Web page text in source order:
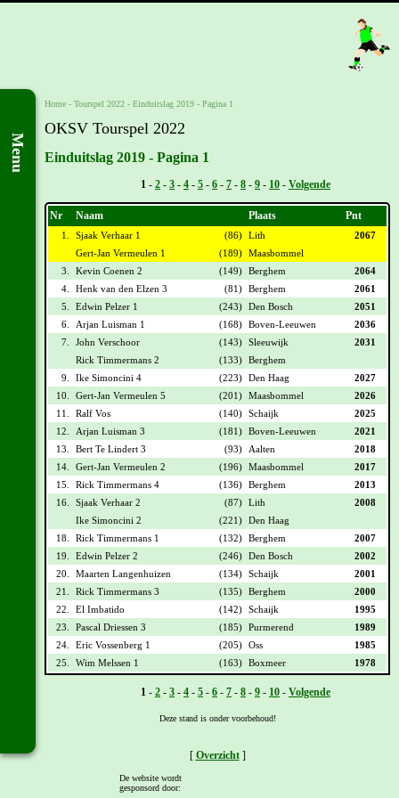
Menu
Home - Tourspel 2022 - Einduitslag 2019 - Pagina 1
OKSV Tourspel 2022
Einduitslag 2019 - Pagina 1
1 - 2 - 3 - 4 - 5 - 6 - 7 - 8 - 9 - 10 - Volgende
Nr Naam Plaats Pnt
1. Sjaak Verhaar 1 (86) Lith
2067
Gert-Jan Vermeulen 1
(189) Maasbommel
3.
Kevin Coenen 2 (149) Berghem
2064
4.
Henk van den Elzen 3 (81) Berghem
2061
5.
Edwin Pelzer 1 (243) Den Bosch
2051
6.
Arjan Luisman 1 (168) Boven-Leeuwen
2036
7.
John Verschoor (143) Sleeuwijk
2031
Rick Timmermans 2
(133) Berghem
9.
Ike Simoncini 4 (223) Den Haag
2027
10.
Gert-Jan Vermeulen 5 (201) Maasbommel
2026
11.
Ralf Vos (140) Schaijk
2025
12.
Arjan Luisman 3 (181) Boven-Leeuwen
2021
13.
Bert Te Lindert 3 (93) Aalten
2018
14.
Gert-Jan Vermeulen 2 (196) Maasbommel
2017
15.
Rick Timmermans 4 (136) Berghem
2013
16.
Sjaak Verhaar 2 (87) Lith
2008
Ike Simoncini 2
(221) Den Haag
18.
Rick Timmermans 1 (132) Berghem
2007
19.
Edwin Pelzer 2 (246) Den Bosch
2002
20.
Maarten Langenhuizen (134) Schaijk
2001
21.
Rick Timmermans 3 (135) Berghem
2000
22.
El Imbatido (142) Schaijk
1995
23.
Pascal Driessen 3 (185) Purmerend
1989
24.
Eric Vossenberg 1 (205) Oss
1985
25.
Wim Melssen 1 (163) Boxmeer 1978
1 - 2 - 3 - 4 - 5 - 6 - 7 - 8 - 9 - 10 - Volgende
Deze stand is onder voorbehoud!
[ Overzicht]
De website wordt
gesponsord door: